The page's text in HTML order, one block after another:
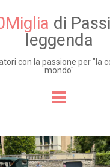
di
leggenda
con la passione per "la
mondo"